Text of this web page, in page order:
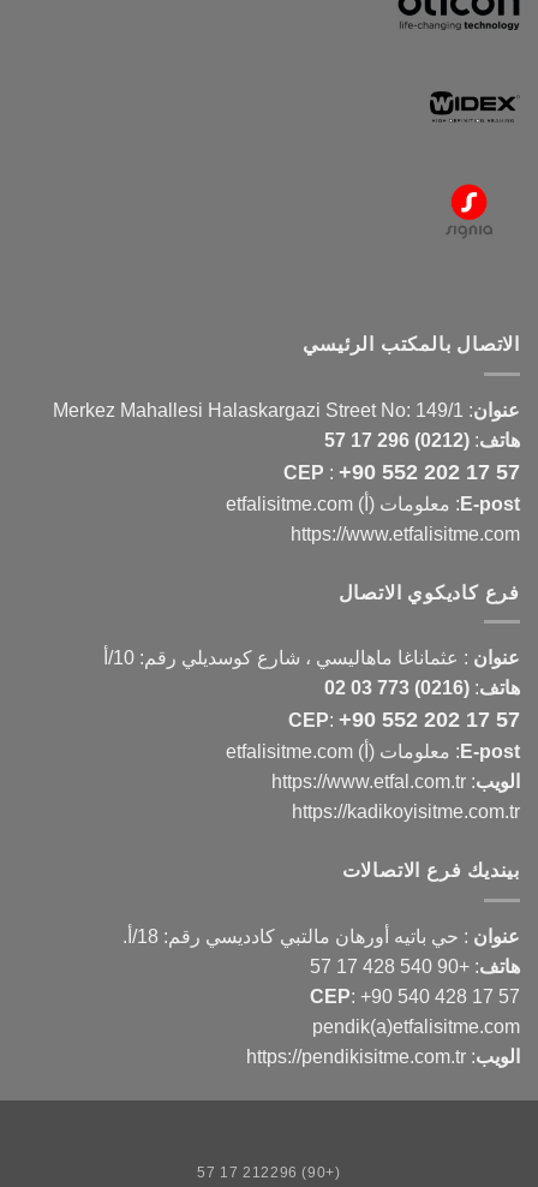
الاتصال بالمكتب الرئيسي
عنوان:
Merkez Mahallesi Halaskargazi Street No: 149/1
هاتف:
(0212) 296 17 57
CEP : +90 552 202 17 57
E-post : معلومات (أ) etfalisitme.com
https://www.etfalisitme.com
فرع كاديكوي الاتصال
عنوان : عثماناغا ماهاليسي ، شارع كوسديلي رقم: 10/أ
هاتف:
(0216) 773 03 02
CEP: +90 552 202 17 57
E-post : معلومات (أ) etfalisitme.com
الويب:
https://www.etfal.com.tr
https://kadikoyisitme.com.tr
بينديك فرع الاتصالات
عنوان : حي باتيه أورهان مالتبي كادديسي رقم: 18/أ.
هاتف:
+90 540 428 17 57
CEP: +90 540 428 17 57
pendik(a)etfalisitme.com
الويب:
https://pendikisitme.com.tr
(+90) 212296 17 57